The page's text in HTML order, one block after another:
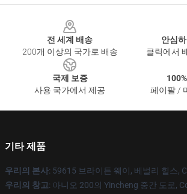
전 세계 배송
200개 이상의 국가로 배송
안심
클릭에서
국제 보증
사용 국가에서 제공
페이팔 /
기타 제품
우리의 본사: 59615 브라이튼 웨이, 베벌리 힐스,
우리의 창고: 아니오 200의 Yincheng 중간 도로,